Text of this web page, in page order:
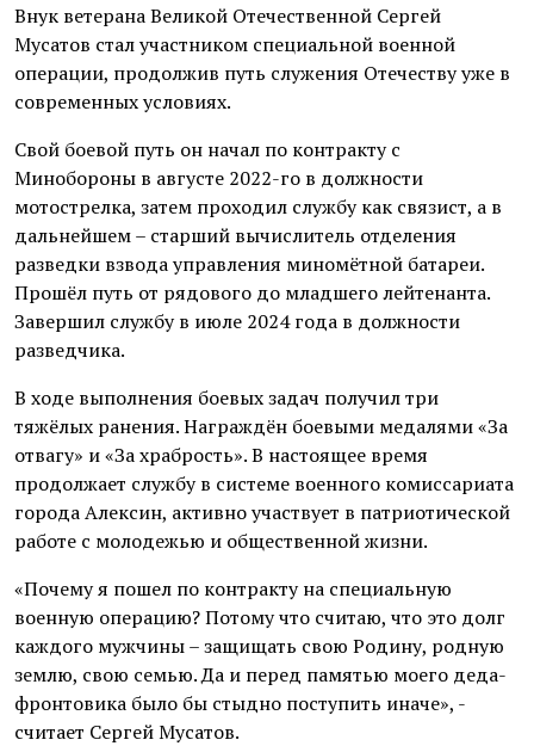
Внук ветерана Великой Отечественной Сергей
Мусатов стал участником специальной военной
операции, продолжив путь служения Отечеству уже в
современных условиях.
Свой боевой путь он начал по контракту с
Минобороны в августе 2022-го в должности
мотострелка, затем проходил службу как связист, а в
дальнейшем – старший вычислитель отделения
разведки взвода управления миномётной батареи.
Прошёл путь от рядового до младшего лейтенанта.
Завершил службу в июле 2024 года в должности
разведчика.
В ходе выполнения боевых задач получил три
тяжёлых ранения. Награждён боевыми медалями «За
отвагу» и «За храбрость». В настоящее время
продолжает службу в системе военного комиссариата
города Алексин, активно участвует в патриотической
работе с молодежью и общественной жизни.
«Почему я пошел по контракту на специальную
военную операцию? Потому что считаю, что это долг
каждого мужчины – защищать свою Родину, родную
землю, свою семью. Да и перед памятью моего деда-
фронтовика было бы стыдно поступить иначе», -
считает Сергей Мусатов.